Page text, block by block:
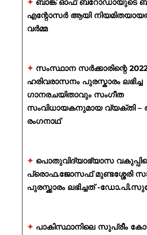
✦ ബാങ്ക് ഓഫ് ബറോഡായുടെ
എന്റോസർ ആയി
വർമ്മ
✦ സംസ്ഥാന സർക്കാരിന്റെ
ഹരിവരാസനം പുരസ്കാരം ലഭിച്ച
ഗാനരചയിതാവും സംഗീത
സംവിധായകനുമായ വ്യക്തി –
രംഗനാഥ്
✦ പൊതുവിദ്യാഭ്യാസ
പ്രൊഫ.ജോസഫ് മുണ്ടശ്ശേരി
പുരസ്ക്കാരം ലഭിച്ചത് -
✦ പാകിസ്ഥാനിലെ സുപ്രീം